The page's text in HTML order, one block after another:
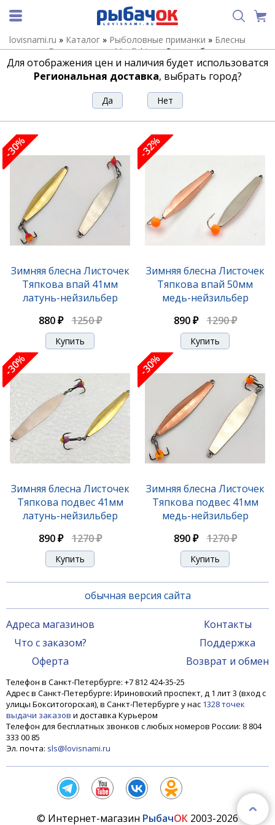
lovisnami.ru » Каталог » Рыболовные приманки » Блесны
зимние»Блесны зимние Maxfishing»Зимние блесны
Maxfishing Тяпков
Зимние блесны Maxfishing Тяпков
Фильтр
-30%
Зимняя блесна Листочек
Тяпкова впай 41мм
латунь-нейзильбер
880 ₽
1250 ₽
-32%
Зимняя блесна Листочек
Тяпкова впай 50мм
медь-нейзильбер
890 ₽
1290 ₽
-30%
Зимняя блесна Листочек
Тяпкова подвес 41мм
латунь-нейзильбер
890 ₽
1270 ₽
-30%
Зимняя блесна Листочек
Тяпкова подвес 41мм
медь-нейзильбер
890 ₽
1270 ₽
Для отображения цен и наличия будет использоватся
Региональная доставка, выбрать город?
обычная версия сайта
Адреса магазинов
Что с заказом?
Оферта
Контакты
Поддержка
Возврат и обмен
Телефон в Санкт-Петербурге: +7 812 424-35-25
Адрес в Санкт-Петербурге: Ириновский проспект, д 1 лит 3 (вход с
улицы Бокситогорская), в Санкт-Петербурге у нас 1328 точек
выдачи заказов и доставка Курьером
Телефон для бесплатных звонков с любых номеров России: 8 804
333 00 85
Эл. почта: sls@lovisnami.ru
© Интернет-магазин РыбачОК 2003-2026